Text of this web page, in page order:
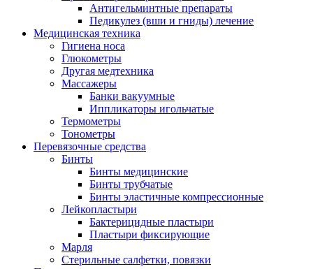
Антигельминтные препараты
Педикулез (вши и гниды) лечение
Медицинская техника
Гигиена носа
Глюкометры
Другая медтехника
Массажеры
Банки вакуумные
Иппликаторы игольчатые
Термометры
Тонометры
Перевязочные средства
Бинты
Бинты медицинские
Бинты трубчатые
Бинты эластичные компрессионные
Лейкопластыри
Бактерицидные пластыри
Пластыри фиксирующие
Марля
Стерильные салфетки, повязки